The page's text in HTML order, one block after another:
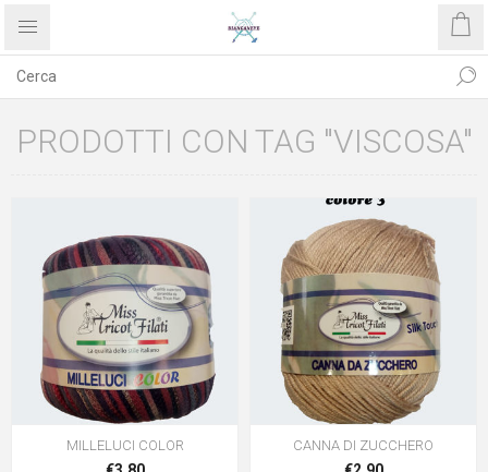
PRODOTTI CON TAG "VISCOSA"
MILLELUCI COLOR CANNA DI ZUCCHERO